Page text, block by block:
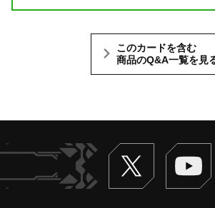
このカードを含む
商品のQ&A一覧を見
Twitter